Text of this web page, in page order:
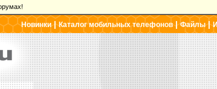
Новинки|Каталог мобильных телефонов|Файлы|